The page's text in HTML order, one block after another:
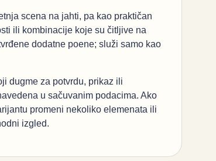
scena na jahti, pa kao praktičan
ili kombinacije koje su čitljive na
dodatne poene; služi samo kao
dugme za potvrdu, prikaz ili
u sačuvanim podacima. Ako
promeni nekoliko elemenata ili
izgled.